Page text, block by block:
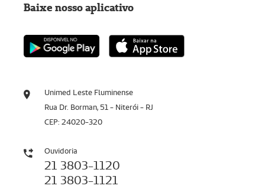
Unimed Leste Fluminense
Rua Dr. Borman, 51 - Niterói - RJ
CEP: 24020-320
Ouvidoria
21 3803-1120
21 3803-1121
Baixe nosso aplicativo